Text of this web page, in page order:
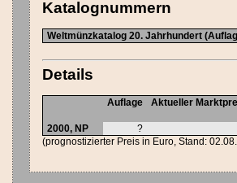
Katalognummern
Weltmünzkatalog 20. Jahrhundert
Details
Auflage Aktueller
2000, NP ?
(prognostizierter Preis in Euro, Stand: